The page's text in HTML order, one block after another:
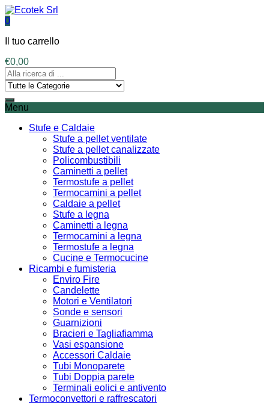
0
Il tuo carrello
€0,00
Menu
Stufe e Caldaie
Stufe a pellet ventilate
Stufe a pellet canalizzate
Policombustibili
Caminetti a pellet
Termostufe a pellet
Termocamini a pellet
Caldaie a pellet
Stufe a legna
Caminetti a legna
Termocamini a legna
Termostufe a legna
Cucine e Termocucine
Ricambi e fumisteria
Enviro Fire
Candelette
Motori e Ventilatori
Sonde e sensori
Guarnizioni
Bracieri e Tagliafiamma
Vasi espansione
Accessori Caldaie
Tubi Monoparete
Tubi Doppia parete
Terminali eolici e antivento
Termoconvettori e raffrescatori